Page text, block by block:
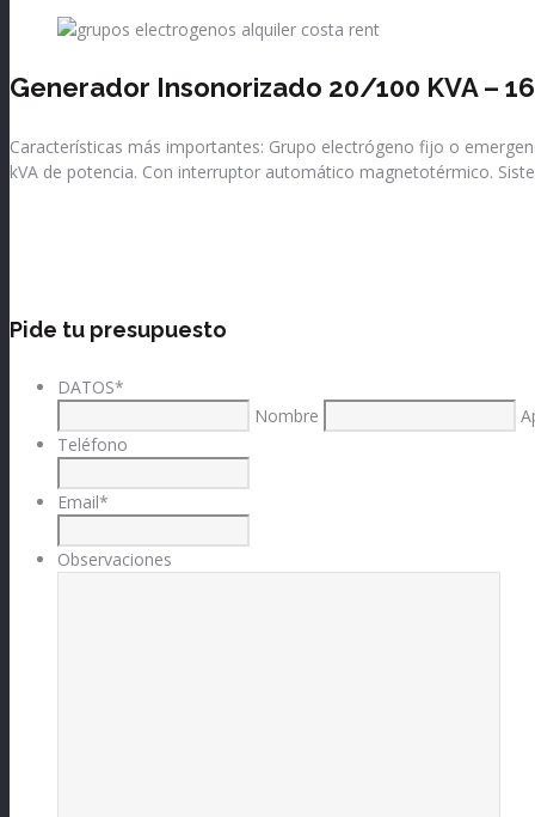
Generador Insonorizado 20/100 KVA –
Características más importantes: Grupo electrógeno fijo o
kVA de potencia. Con interruptor automático magnetotérmico.
Pide tu presupuesto
DATOS*
Nombre
Teléfono
Email*
Observaciones